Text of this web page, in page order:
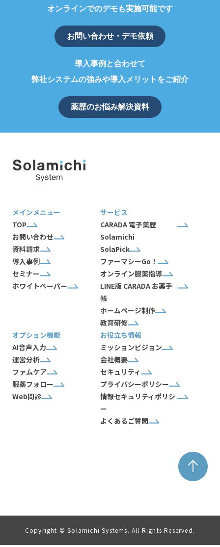
オンラインでのデモも実施可能です
お問い合わせ・デモ依頼
導入事例と合わせて
弊社システムの強みや導入メリットをご紹介
薬歴のお悩み解決資料
メインメニュー
TOP
お問い合わせ
資料請求
導入事例
セミナー
ホワイトペーパー
サービス
CARADA 電子薬歴
Solamichi
SolaPick
ファーマシーGo！
オンライン服薬指導
LINE版 CARADA お薬手
帳
ホームページ制作
教育研修
オプション機能
AI音声入力
運営分析
ファムケア
服薬フォロー
Web問診
お役立ち情報
ミッションビジョン
会社概要
セキュリティ
プライバシーポリシー
情報セキュリティポリシ
ー
よくあるご質問
Copyright © Solamichi Systems. All Rights Reserved.